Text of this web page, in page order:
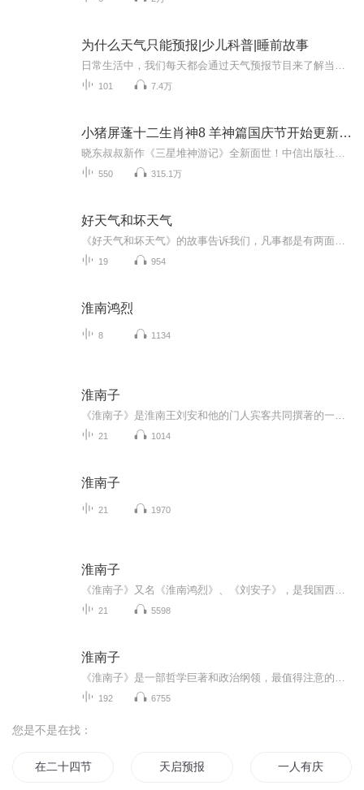
为什么天气只能预报|少儿科普|睡前故事
101 7.4万
小猪屏蓬十二生肖神8 羊神篇国庆节开始更新啦！
550 315.1万
好天气和坏天气
19 954
淮南鸿烈
8 1134
淮南子
21 1014
淮南子
21 1970
淮南子
21 5598
淮南子
192 6755
您是不是在找：
在二十四节气里 天启预报 一人有庆